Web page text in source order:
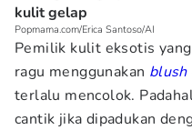
kulit gelap
Popmama.com/Erica Santoso/AI
Pemilik kulit eksotis
ragu menggunakan blush
terlalu mencolok.
cantik jika dipadukan